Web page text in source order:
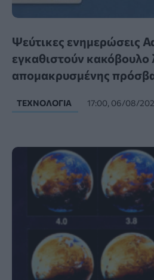
Ψεύτικες ενημερώσεις
εγκαθιστούν κακόβουλο
απομακρυσμένης
ΤΕΧΝΟΛΟΓΊΑ 17:00, 06/08/